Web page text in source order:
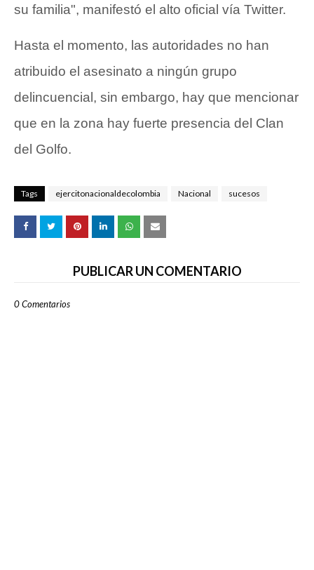
su familia", manifestó el alto oficial vía Twitter.
Hasta el momento, las autoridades no han
atribuido el asesinato a ningún grupo
delincuencial, sin embargo, hay que mencionar
que en la zona hay fuerte presencia del Clan
del Golfo.
Tags ejercitonacionaldecolombia Nacional sucesos
PUBLICAR UN COMENTARIO
0 Comentarios